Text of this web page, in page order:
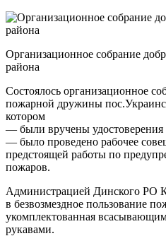
Организационное собрание
района
Состоялось организационное
пожарной дружины
котором
— были вручены удостоверения
— было проведено рабочее
предстоящей работы по
пожаров.
Администрацией Динского
в безвозмездное пользование
укомплектованная
рукавами.